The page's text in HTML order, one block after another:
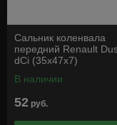
Сальник коленвала
передний Renault
dCi (35x47x7)
В наличии
52 руб.